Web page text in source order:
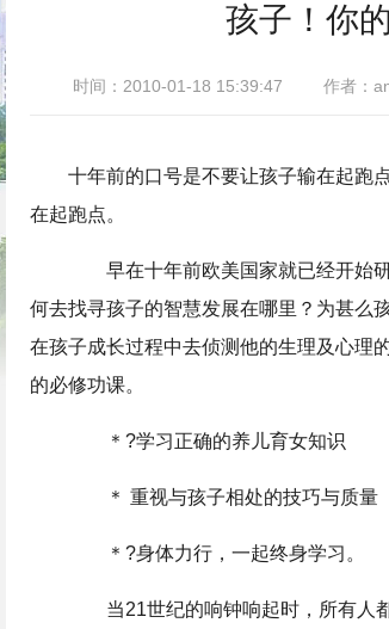
孩子！你
时间：2010-01-18 15:39:47 作者：
十年前的口号是不要让孩子输在起跑
在起跑点。
早在十年前欧美国家就已经开始研
何去找寻孩子的智慧发展在哪里？为甚么
在孩子成长过程中去侦测他的生理及心理
的必修功课。
＊?学习正确的养儿育女知识
＊ 重视与孩子相处的技巧与质量
＊?身体力行，一起终身学习。
当21世纪的响钟响起时，所有人